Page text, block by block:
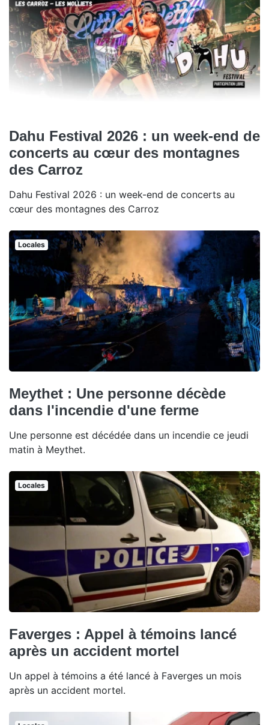
Dahu Festival 2026 : un week-end de
concerts au cœur des montagnes
des Carroz
Dahu Festival 2026 : un week-end de concerts au
cœur des montagnes des Carroz
Locales
Meythet : Une personne décède
dans l'incendie d'une ferme
Une personne est décédée dans un incendie ce jeudi
matin à Meythet.
Locales
Faverges : Appel à témoins lancé
après un accident mortel
Un appel à témoins a été lancé à Faverges un mois
après un accident mortel.